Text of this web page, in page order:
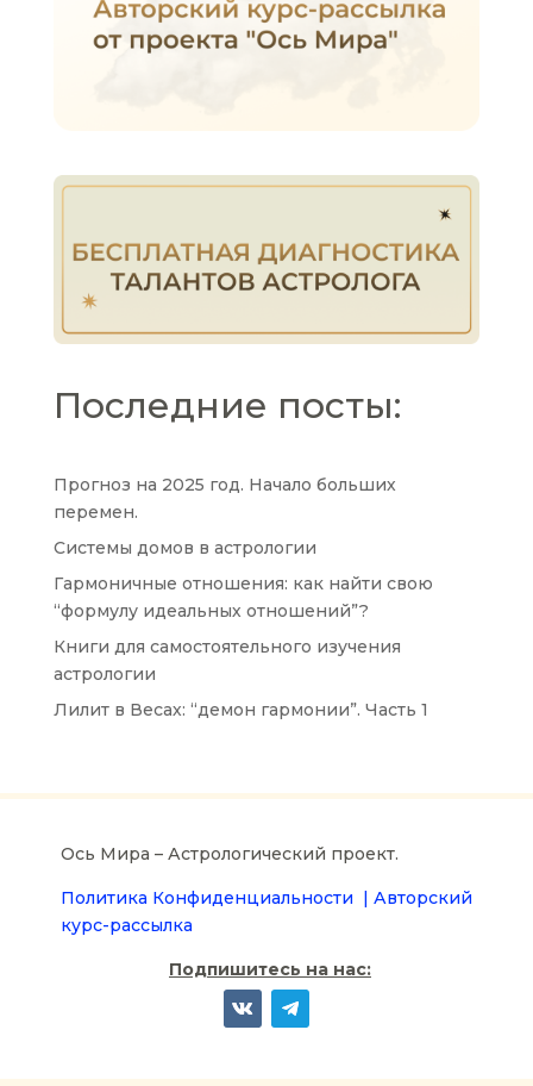
Последние посты:
Прогноз на 2025 год. Начало больших
перемен.
Системы домов в астрологии
Гармоничные отношения: как найти свою
“формулу идеальных отношений”?
Книги для самостоятельного изучения
астрологии
Лилит в Весах: “демон гармонии”. Часть 1
Ось Мира – Астрологический проект.
Политика Конфиденциальности | Авторский
курс-рассылка
Подпишитесь на нас: